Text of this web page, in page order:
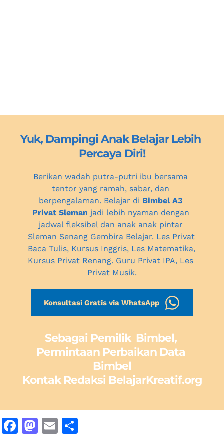
Yuk, Dampingi Anak Belajar Lebih
Percaya Diri!
Berikan wadah putra-putri ibu bersama
tentor yang ramah, sabar, dan
berpengalaman. Belajar di Bimbel A3
Privat Sleman jadi lebih nyaman dengan
Sleman Senang Gembira Belajar. Les Privat
Baca Tulis, Kursus Inggris, Les Matematika,
Kursus Privat Renang. Guru Privat IPA, Les
Privat Musik.
Konsultasi Gratis via WhatsApp
Sebagai Pemilik  Bimbel,
Permintaan Perbaikan Data
Bimbel
Kontak Redaksi BelajarKreatif.org
F
M E